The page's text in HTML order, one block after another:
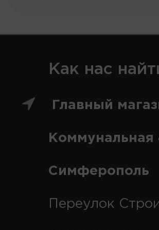
Как нас
Главный
Коммунальная
Симферополь
Переулок